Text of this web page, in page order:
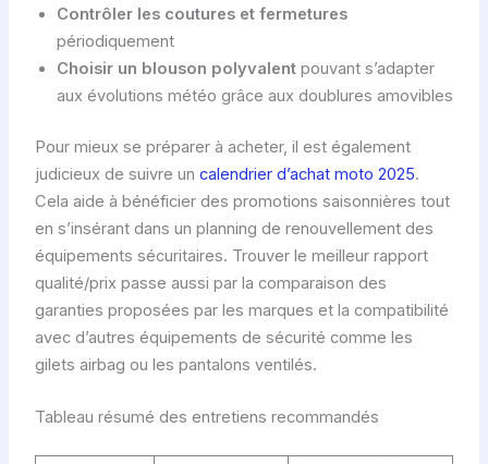
Contrôler les coutures et fermetures
périodiquement
Choisir un blouson polyvalentpouvant s’adapter
aux évolutions météo grâce aux doublures amovibles
Pour mieux se préparer à acheter, il est également
judicieux de suivre un calendrier d’achat moto 2025.
Cela aide à bénéficier des promotions saisonnières tout
en s’insérant dans un planning de renouvellement des
équipements sécuritaires. Trouver le meilleur rapport
qualité/prix passe aussi par la comparaison des
garanties proposées par les marques et la compatibilité
avec d’autres équipements de sécurité comme les
gilets airbag ou les pantalons ventilés.
Tableau résumé des entretiens recommandés